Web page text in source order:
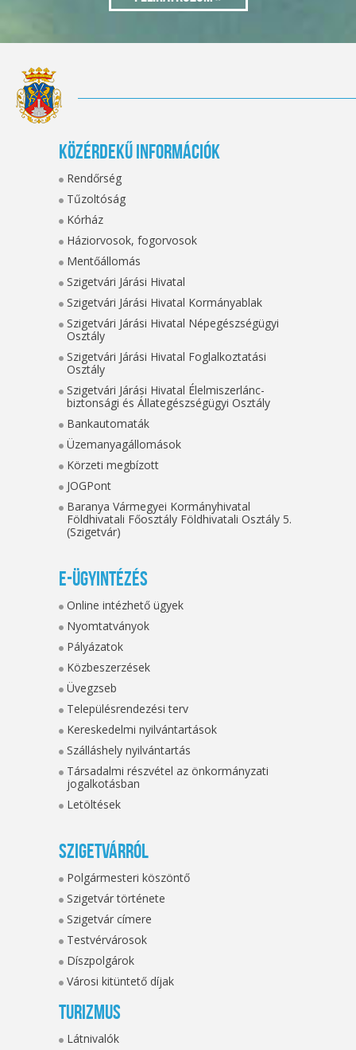
Közérdekű információk
Rendőrség
Tűzoltóság
Kórház
Háziorvosok, fogorvosok
Mentőállomás
Szigetvári Járási Hivatal
Szigetvári Járási Hivatal Kormányablak
Szigetvári Járási Hivatal Népegészségügyi
Osztály
Szigetvári Járási Hivatal Foglalkoztatási
Osztály
Szigetvári Járási Hivatal Élelmiszerlánc-
biztonsági és Állategészségügyi Osztály
Bankautomaták
Üzemanyagállomások
Körzeti megbízott
JOGPont
Baranya Vármegyei Kormányhivatal
Földhivatali Főosztály Földhivatali Osztály 5.
(Szigetvár)
E-ügyintézés
Online intézhető ügyek
Nyomtatványok
Pályázatok
Közbeszerzések
Üvegzseb
Településrendezési terv
Kereskedelmi nyilvántartások
Szálláshely nyilvántartás
Társadalmi részvétel az önkormányzati
jogalkotásban
Letöltések
Szigetvárról
Polgármesteri köszöntő
Szigetvár története
Szigetvár címere
Testvérvárosok
Díszpolgárok
Városi kitüntető díjak
Turizmus
Látnivalók